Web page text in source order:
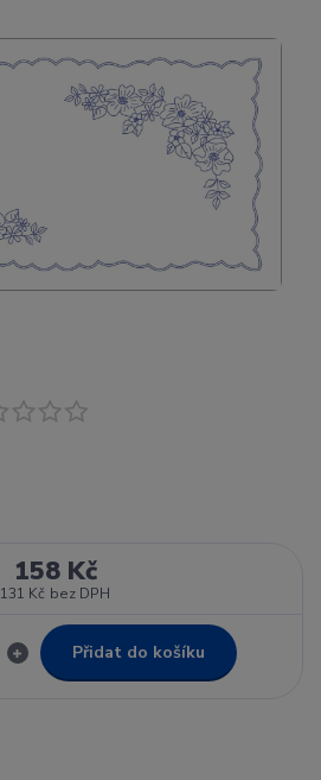
158 Kč
131 Kč bez DPH
Přidat do košíku